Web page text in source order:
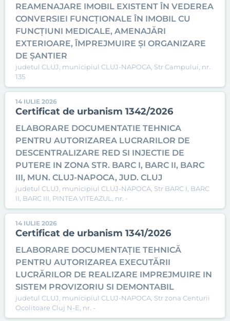
REAMENAJARE IMOBIL EXISTENT ÎN VEDEREA
CONVERSIEI FUNCȚIONALE ÎN IMOBIL CU
FUNCȚIUNI MEDICALE, AMENAJĂRI
EXTERIOARE, ÎMPREJMUIRE ȘI ORGANIZARE
DE ȘANTIER
judetul CLUJ, municipiul CLUJ-NAPOCA, Str Campului, nr.
135
14 IULIE 2026
Certificat de urbanism 1342/2026
ELABORARE DOCUMENTATIE TEHNICA
PENTRU AUTORIZAREA LUCRARILOR DE
DESCENTRALIZARE RED SI INJECTIE DE
PUTERE IN ZONA STR. BARC I, BARC II, BARC
III, MUN. CLUJ-NAPOCA, JUD. CLUJ
judetul CLUJ, municipiul CLUJ-NAPOCA, Str BARC I, BARC
II, BARC III, PINTEA VITEAZUL, nr. -
14 IULIE 2026
Certificat de urbanism 1341/2026
ELABORARE DOCUMENTAȚIE TEHNICĂ
PENTRU AUTORIZAREA EXECUTĂRII
LUCRĂRILOR DE REALIZARE IMPREJMUIRE IN
SISTEM PROVIZORIU SI DEMONTABIL
judetul CLUJ, municipiul CLUJ-NAPOCA, Str zona Centurii
Ocolitoare Cluj N-E, nr. -